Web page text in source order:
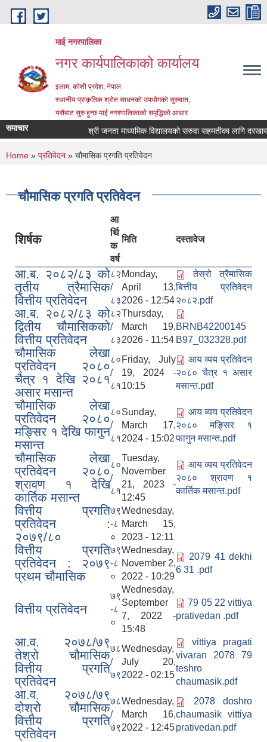
Skip to main content
माई नगरपालिका
नगर कार्यपालिकाको कार्यालय
इलाम, कोशी प्रदेश, नेपाल
स्थानीय प्राकृतिक श्रोत साधनको उपभोगको सुरुवात,
यसैबाट सुरु हुन्छ माई नगरपालिकाको समृद्धिको आधार
समाचार श्री जनता माध्यमिक विद्यालयको सरुवा सहमतीका लागि दरखास्त
You are here
Home » प्रतिवेदन » चौमासिक प्रगति प्रतिवेदन
चौमासिक प्रगति प्रतिवेदन
शिर्षक
आ
र्थि
क
वर्ष
मिति दस्तावेज
आ.ब. २०८२/८३ को
तृतीय त्रैमासिक
वित्तीय प्रतिवेदन
८२
/
८३
Monday,
April 13,
2026 - 12:54
तेस्रो त्रैमासिक
बित्तीय प्रतिवेदन
२०८२.pdf
आ.ब. २०८२/८३ को
द्वितीय चौमासिकको
वित्तीय प्रतिवेदन
८२
/
८३
Thursday,
March 19,
2026 - 11:54
BRNB42200145
B97_032328.pdf
चौमासिक लेखा
प्रतिवेदन २०८०
चैत्र १ देखि २०८१
असार मसान्त
८०
/
८१
Friday, July
19, 2024 -
10:15
आय व्यय प्रतिवेदन
२०८० चैत्र १ असार
मसान्त.pdf
चौमासिक लेखा
प्रतिवेदन २०८०
मङ्सिर १ देखि फागुन
मसान्त
८०
/
८१
Sunday,
March 17,
2024 - 15:02
आय व्यय प्रतिवेदन
२०८० मङ्सिर १
फागुन मसान्त.pdf
चौमासिक लेखा
प्रतिवेदन २०८०
श्रावण १ देखि
कार्तिक मसान्त
८०
/
८१
Tuesday,
November
21, 2023 -
12:45
आय व्यय प्रतिवेदन
२०८० श्रावण १
कार्तिक मसान्त.pdf
वित्तीय प्रगति
प्रतिवेदन :
२०७९/८०
७९
-८
०
Wednesday,
March 15,
2023 - 12:11
वित्तीय प्रगति
प्रतिवेदन : २०७९
प्रथम चौमासिक
७९
-८
०
Wednesday,
November 2,
2022 - 10:29
2079 41 dekhi
6 31 .pdf
वित्तीय प्रतिवेदन
७९
-८
०
Wednesday,
September
7, 2022 -
15:48
79 05 22 vittiya
prativedan .pdf
आ.व. २०७८/७९
तेश्रो चौमासिक
वित्तीय प्रगति
प्रतिवेदन
७८
/
७९
Wednesday,
July 20,
2022 - 02:15
vittiya pragati
vivaran 2078 79
teshro
chaumasik.pdf
आ.व. २०७८/७९
दोश्रो चौमासिक
वित्तीय प्रगति
प्रतिवेदन
७८
/
७९
Wednesday,
March 16,
2022 - 12:45
2078 doshro
chaumasik vittiya
prativedan.pdf